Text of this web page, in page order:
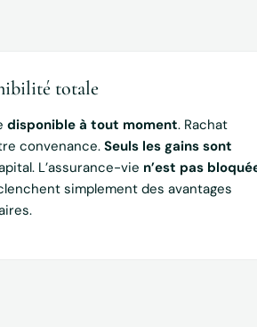
totale
disponible à tout moment. Rachat
convenance.Seuls les gains sont
L’assurance-vie n’est pas
simplement des avantages